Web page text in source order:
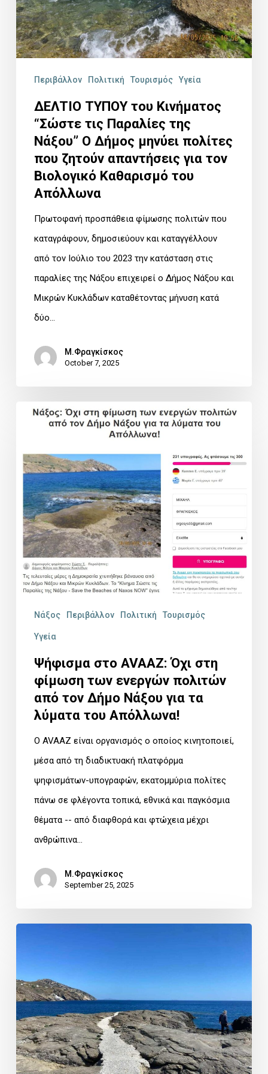
Παραλίες
της
Νάξου”
μηνύει
πολίτες
ζητούν
απαντήσεις
Βιολογικό
Απόλλωνα
Περιβάλλον Πολιτική Τουρισμός Υγεία
ΔΕΛΤΙΟ ΤΥΠΟΥ του Κινήματος
“Σώστε τις Παραλίες της
Νάξου” Ο Δήμος μηνύει πολίτες
που ζητούν απαντήσεις για τον
Βιολογικό Καθαρισμό του
Απόλλωνα
Πρωτοφανή προσπάθεια φίμωσης πολιτών που
καταγράφουν, δημοσιεύουν και καταγγέλλουν
από τον Ιούλιο του 2023 την κατάσταση στις
παραλίες της Νάξου επιχειρεί ο Δήμος Νάξου και
Μικρών Κυκλάδων καταθέτοντας μήνυση κατά
δύο…
Μ.Φραγκίσκος
October 7, 2025
Ψήφισμα
Όχι
στη
φίμωση
των
ενεργών
πολιτών
από
λύματα
Απόλλωνα!
Νάξος Περιβάλλον Πολιτική Τουρισμός
Υγεία
Ψήφισμα στο AVAAZ: Όχι στη
φίμωση των ενεργών πολιτών
από τον Δήμο Νάξου για τα
λύματα του Απόλλωνα!
Ο AVAAZ είναι οργανισμός ο οποίος κινητοποιεί,
μέσα από τη διαδικτυακή πλατφόρμα
ψηφισμάτων-υπογραφών, εκατομμύρια πολίτες
πάνω σε φλέγοντα τοπικά, εθνικά και παγκόσμια
θέματα -- από διαφθορά και φτώχεια μέχρι
ανθρώπινα…
Μ.Φραγκίσκος
September 25, 2025
Κινήματος
“Σώστε
τις
Παραλίες
της